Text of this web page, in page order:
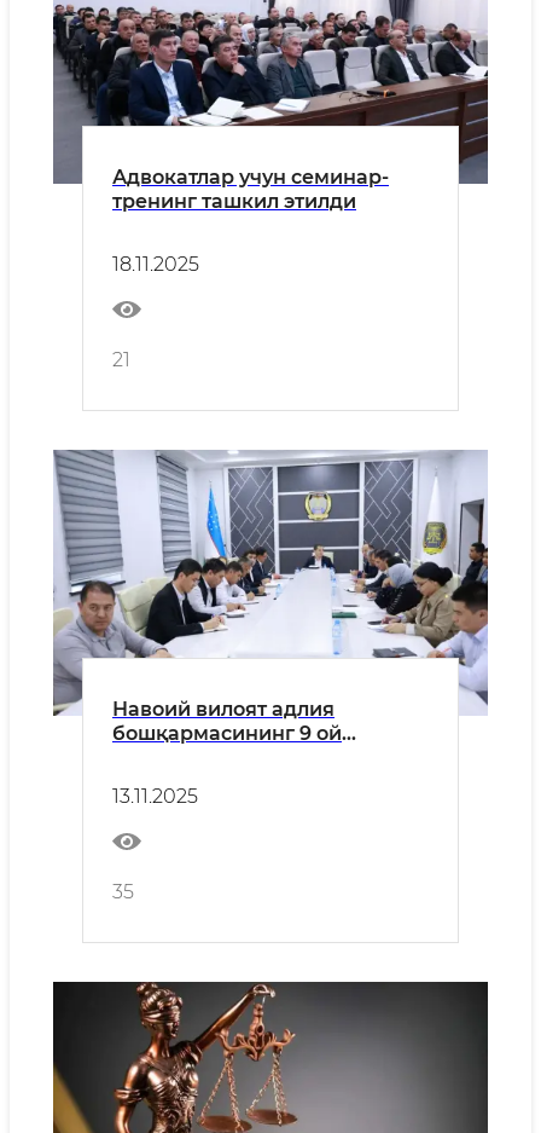
Адвокатлар учун семинар-
тренинг ташкил этилди
18.11.2025
21
Навоий вилоят адлия
бошқармасининг 9 ой
13.11.2025
35